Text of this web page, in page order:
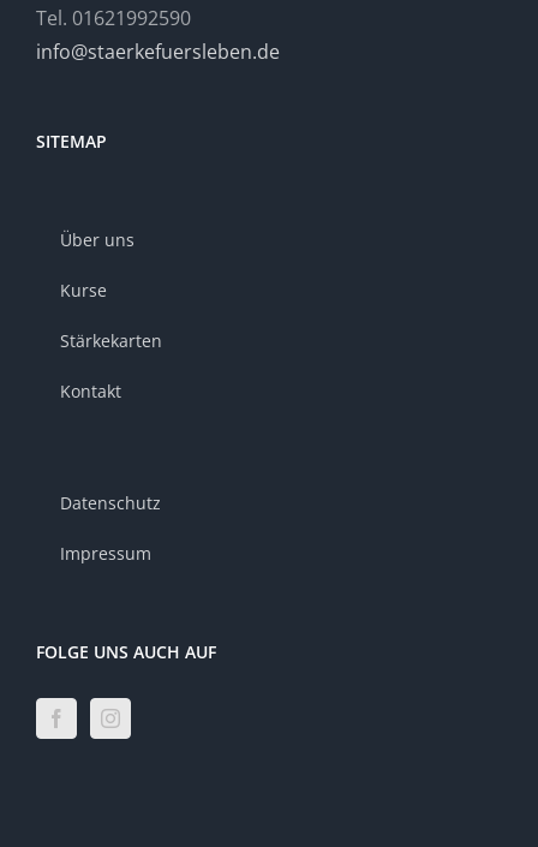
Tel. 01621992590
info@staerkefuersleben.de
SITEMAP
Über uns
Kurse
Stärkekarten
Kontakt
Datenschutz
Impressum
FOLGE UNS AUCH AUF